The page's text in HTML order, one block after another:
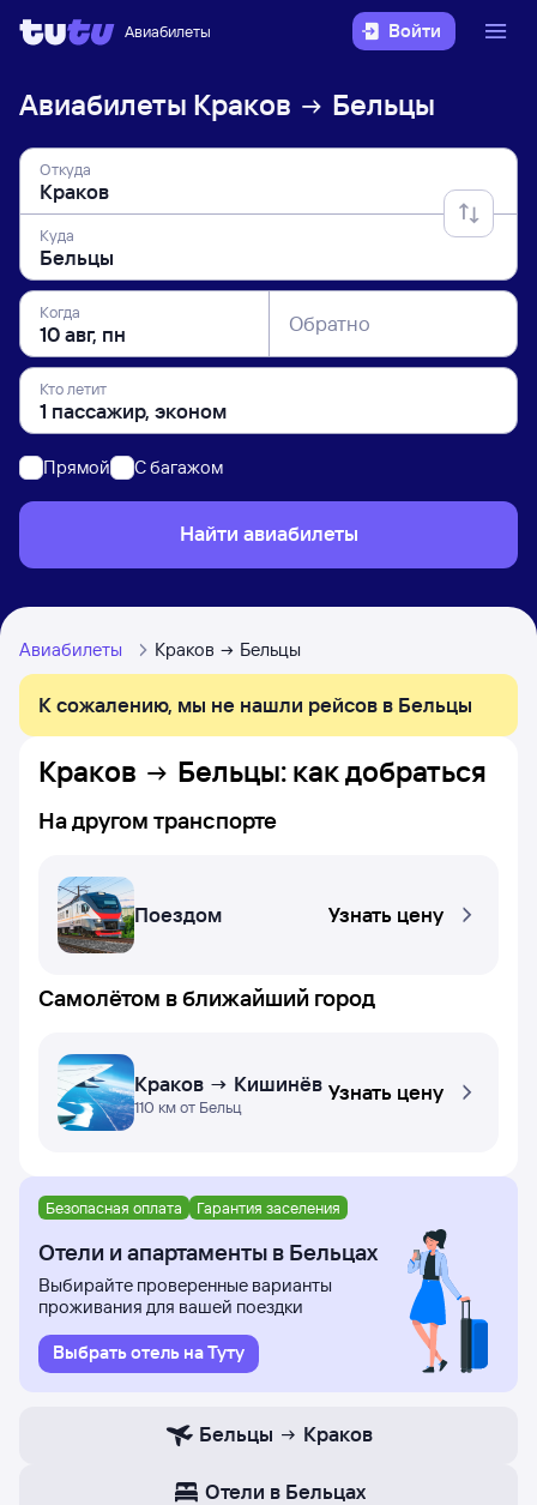
Авиабилеты Войти
Авиабилеты Краков Бельцы
Откуда
Куда
Когда Обратно
Кто летит
Прямой C багажом
Найти авиабилеты
Авиабилеты Краков Бельцы
К сожалению, мы не нашли рейсов в Бельцы
Краков Бельцы: как добраться
На другом транспорте
Поездом Узнать цену
Самолётом в ближайший город
Краков → Кишинёв
110 км от Бельц
Узнать цену
Безопасная оплата Гарантия заселения
Отели и апартаменты в Бельцах
Выбирайте проверенные варианты
проживания для вашей поездки
Выбрать отель на Туту
Бельцы Краков
Отели в Бельцах